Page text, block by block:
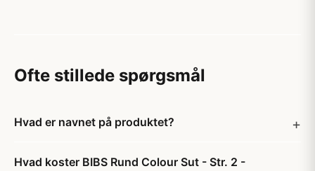
Ofte stillede spørgsmål
Hvad er navnet på produktet?
Hvad koster BIBS Rund Colour Sut - Str. 2 -